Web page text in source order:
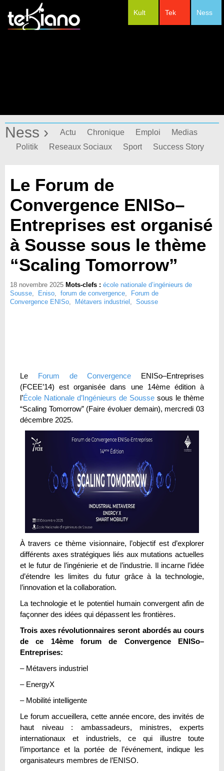
Ness
Tek
Kult
Ness › Actu Chronique Emploi
Medias
Politik
Reseaux Sociaux Sport Success Story
Le Forum de
Convergence ENISo–
Entreprises est organisé
à Sousse sous le thème
“Scaling Tomorrow”
18 novembre 2025 Mots-clefs : école nationale d’ingénieurs de
Sousse, Eniso, forum de convergence,
Forum de
Convergence ENISo, Métavers industriel , Sousse
Le Forum de Convergence ENISo–Entreprises
(FCEE’14) est organisée dans une 14ème édition à
l’École Nationale d’Ingénieurs de Sousse sous le thème
“Scaling Tomorrow” (Faire évoluer demain), mercredi 03
décembre 2025.
À travers ce thème visionnaire, l’objectif est d’explorer
différents axes stratégiques liés aux mutations actuelles
et le futur de l’ingénierie et de l’industrie. Il incarne l’idée
d’étendre les limites du futur grâce à la technologie,
l’innovation et la collaboration.
La technologie et le potentiel humain convergent afin de
façonner des idées qui dépassent les frontières.
Trois axes révolutionnaires seront abordés au cours
de ce 14ème forum de Convergence ENISo–
Entreprises:
– Métavers industriel
– EnergyX
– Mobilité intelligente
Le forum accueillera, cette année encore, des invités de
haut niveau : ambassadeurs, ministres, experts
internationaux et industriels, ce qui illustre toute
l’importance et la portée de l’événement, indique les
organisateurs membres de l’ENISO.